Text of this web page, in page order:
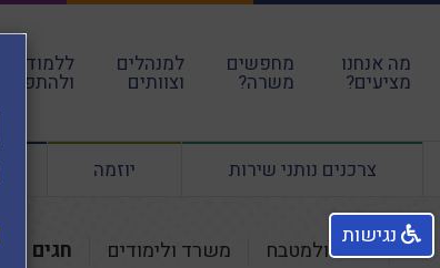
מה אנחנו
מציעים?
מחפשים
משרה?
למנהלים
וצוותים
ללמוד
ולהתפתח
צרכנים נותני שירות יוזמה
לבית ולמטבח משרד ולימודים חגים נגישות